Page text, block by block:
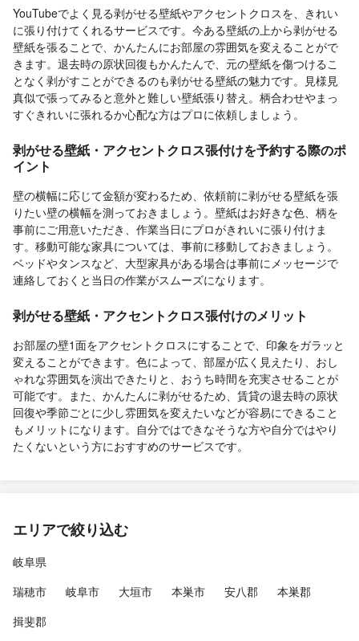
YouTubeでよく見る剥がせる壁紙やアクセントクロスを、きれい
に張り付けてくれるサービスです。今ある壁紙の上から剥がせる
壁紙を張ることで、かんたんにお部屋の雰囲気を変えることがで
きます。退去時の原状回復もかんたんで、元の壁紙を傷つけるこ
となく剥がすことができるのも剥がせる壁紙の魅力です。見様見
真似で張ってみると意外と難しい壁紙張り替え。柄合わせやまっ
すぐきれいに張れるか心配な方はプロに依頼しましょう。
剥がせる壁紙・アクセントクロス張付けを予約する際のポ
イント
壁の横幅に応じて金額が変わるため、依頼前に剥がせる壁紙を張
りたい壁の横幅を測っておきましょう。壁紙はお好きな色、柄を
事前にご用意いただき、作業当日にプロがきれいに張り付けま
す。移動可能な家具については、事前に移動しておきましょう。
ベッドやタンスなど、大型家具がある場合は事前にメッセージで
連絡しておくと当日の作業がスムーズになります。
剥がせる壁紙・アクセントクロス張付けのメリット
お部屋の壁1面をアクセントクロスにすることで、印象をガラッと
変えることができます。色によって、部屋が広く見えたり、おし
ゃれな雰囲気を演出できたりと、おうち時間を充実させることが
可能です。また、かんたんに剥がせるため、賃貸の退去時の原状
回復や季節ごとに少し雰囲気を変えたいなどが容易にできること
もメリットになります。自分ではできなそうな方や自分ではやり
たくないという方におすすめのサービスです。
エリアで絞り込む
岐阜県
瑞穂市
岐阜市 大垣市 本巣市 安八郡
本巣郡
揖斐郡